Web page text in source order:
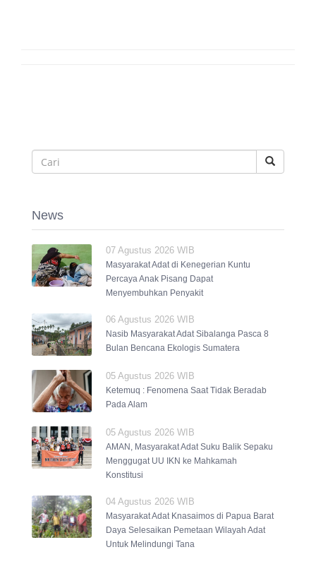
News
07 Agustus 2026 WIB
Masyarakat Adat di Kenegerian Kuntu
Percaya Anak Pisang Dapat
Menyembuhkan Penyakit
06 Agustus 2026 WIB
Nasib Masyarakat Adat Sibalanga Pasca 8
Bulan Bencana Ekologis Sumatera
05 Agustus 2026 WIB
Ketemuq : Fenomena Saat Tidak Beradab
Pada Alam
05 Agustus 2026 WIB
AMAN, Masyarakat Adat Suku Balik Sepaku
Menggugat UU IKN ke Mahkamah
Konstitusi
04 Agustus 2026 WIB
Masyarakat Adat Knasaimos di Papua Barat
Daya Selesaikan Pemetaan Wilayah Adat
Untuk Melindungi Tana